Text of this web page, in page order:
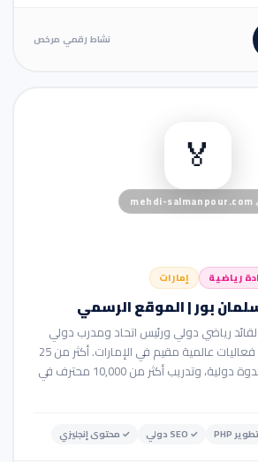
نشاط رقمي مرخص
🏅
رياضية إمارات
بور | الموقع الرسمي
رياضي دولي ورئيس اتحاد ومدرب دولي
معتمد وكاتب ومنظم فعاليات عالمية مقيم في الإمارات. أكثر من 25
عاماً من الخبرة، 200+ ندوة دولية، وتدريب أكثر من 10,000 محترف في
تطوير PHP ✓
✓ محتوى إنجليزي